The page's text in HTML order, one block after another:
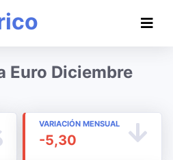
Euro Diciembre
VARIACIÓN MENSUAL
-5,30